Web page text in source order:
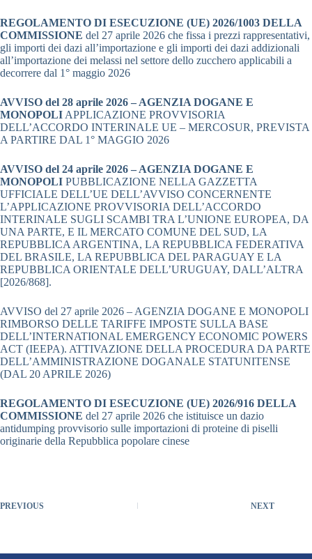
REGOLAMENTO DI ESECUZIONE (UE) 2026/1003 DELLA
COMMISSIONE del 27 aprile 2026 che fissa i prezzi rappresentativi,
gli importi dei dazi all’importazione e gli importi dei dazi addizionali
all’importazione dei melassi nel settore dello zucchero applicabili a
decorrere dal 1° maggio 2026
AVVISO del 28 aprile 2026 – AGENZIA DOGANE E
MONOPOLI APPLICAZIONE PROVVISORIA
DELL’ACCORDO INTERINALE UE – MERCOSUR, PREVISTA
A PARTIRE DAL 1° MAGGIO 2026
AVVISO del 24 aprile 2026 – AGENZIA DOGANE E
MONOPOLI PUBBLICAZIONE NELLA GAZZETTA
UFFICIALE DELL’UE DELL’AVVISO CONCERNENTE
L’APPLICAZIONE PROVVISORIA DELL’ACCORDO
INTERINALE SUGLI SCAMBI TRA L’UNIONE EUROPEA, DA
UNA PARTE, E IL MERCATO COMUNE DEL SUD, LA
REPUBBLICA ARGENTINA, LA REPUBBLICA FEDERATIVA
DEL BRASILE, LA REPUBBLICA DEL PARAGUAY E LA
REPUBBLICA ORIENTALE DELL’URUGUAY, DALL’ALTRA
[2026/868].
AVVISO del 27 aprile 2026 – AGENZIA DOGANE E MONOPOLI
RIMBORSO DELLE TARIFFE IMPOSTE SULLA BASE
DELL’INTERNATIONAL EMERGENCY ECONOMIC POWERS
ACT (IEEPA). ATTIVAZIONE DELLA PROCEDURA DA PARTE
DELL’AMMINISTRAZIONE DOGANALE STATUNITENSE
(DAL 20 APRILE 2026)
REGOLAMENTO DI ESECUZIONE (UE) 2026/916 DELLA
COMMISSIONE del 27 aprile 2026 che istituisce un dazio
antidumping provvisorio sulle importazioni di proteine di piselli
originarie della Repubblica popolare cinese
PREVIOUS NEXT